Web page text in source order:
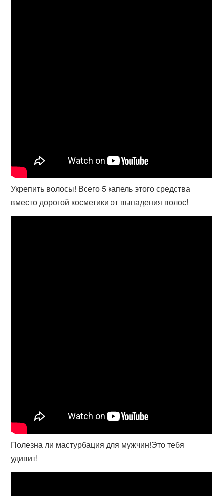
Укрепить волосы! Всего 5 капель этого средства
вместо дорогой косметики от выпадения волос!
Полезна ли мастурбация для мужчин!Это тебя
удивит!